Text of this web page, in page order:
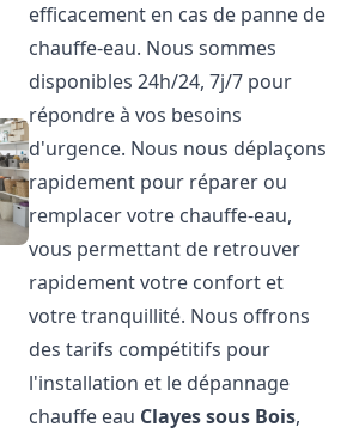
efficacement en cas de panne de
chauffe-eau. Nous sommes
disponibles 24h/24, 7j/7 pour
répondre à vos besoins
d'urgence. Nous nous déplaçons
rapidement pour réparer ou
remplacer votre chauffe-eau,
vous permettant de retrouver
rapidement votre confort et
votre tranquillité. Nous offrons
des tarifs compétitifs pour
l'installation et le dépannage
chauffe eau Clayes sous Bois,